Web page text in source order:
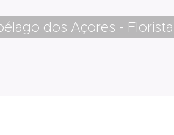
dos Açores - Florista